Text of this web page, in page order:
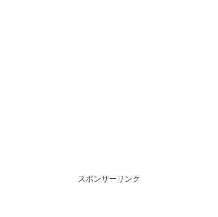
スポンサーリンク